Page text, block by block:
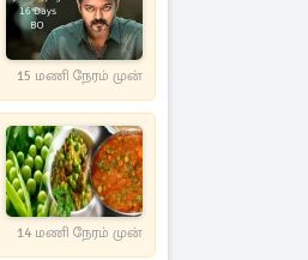
15 மணி நேரம் முன்
14 மணி நேரம் முன்